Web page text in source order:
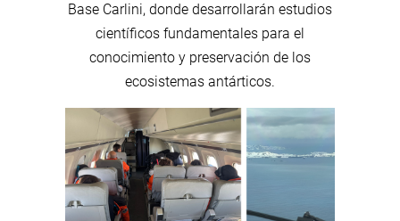
Base Carlini, donde desarrollarán estudios
científicos fundamentales para el
conocimiento y preservación de los
ecosistemas antárticos.